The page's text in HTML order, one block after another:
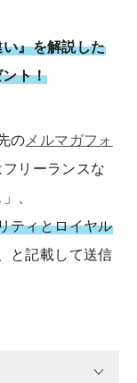
』を解説した
ト！
の メルマガフォ
リーランスな
、
ティとロイヤル
と記載して送信